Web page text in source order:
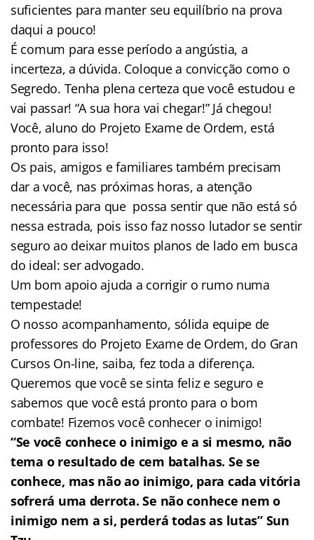
suficientes para manter seu equilíbrio na prova
daqui a pouco!
É comum para esse período a angústia, a
incerteza, a dúvida. Coloque a convicção como o
Segredo. Tenha plena certeza que você estudou e
vai passar! “A sua hora vai chegar!” Já chegou!
Você, aluno do Projeto Exame de Ordem, está
pronto para isso!
Os pais, amigos e familiares também precisam
dar a você, nas próximas horas, a atenção
necessária para que possa sentir que não está só
nessa estrada, pois isso faz nosso lutador se sentir
seguro ao deixar muitos planos de lado em busca
do ideal: ser advogado.
Um bom apoio ajuda a corrigir o rumo numa
tempestade!
O nosso acompanhamento, sólida equipe de
professores do Projeto Exame de Ordem, do Gran
Cursos On-line, saiba, fez toda a diferença.
Queremos que você se sinta feliz e seguro e
sabemos que você está pronto para o bom
combate! Fizemos você conhecer o inimigo!
“Se você conhece o inimigo e a si mesmo, não
tema o resultado de cem batalhas. Se se
conhece, mas não ao inimigo, para cada vitória
sofrerá uma derrota. Se não conhece nem o
inimigo nem a si, perderá todas as lutas” Sun